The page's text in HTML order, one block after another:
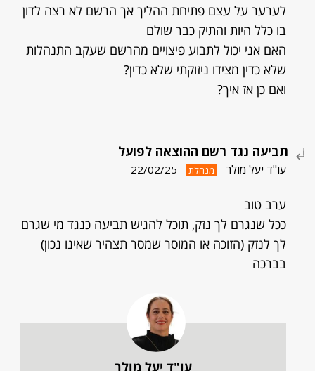
לערער על עצם פתיחת ההליך אך הרשם לא רצה לדון
בו כלל היות והתיק כבר שולם
האם אני יכול לתבוע פיצויים מהרשם שעקב התנהלות
שלא כדין מצידו ניזוקתי שלא כדין?
ואם כן אז איך?
תביעה נגד רשם ההוצאה לפועל
עו"ד יעל מולר מנהלת 22/02/25
ערב טוב
ככל שנגרם לך נזק, תוכל להגיש תביעה כנגד מי שגרם
לך לנזק (הזוכה או המוסר שמסר תצהיר שאינו נכון)
בברכה
עו"ד יעל מולר